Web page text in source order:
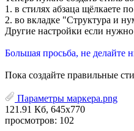
1. в стилях абзаца щёлкаете
2. во вкладке "Структура и
Другие настройки если нужно
Большая просьба, не делайте
Пока создайте правильные
Параметры маркера.png
121.91 Кб, 645x770
просмотров: 102